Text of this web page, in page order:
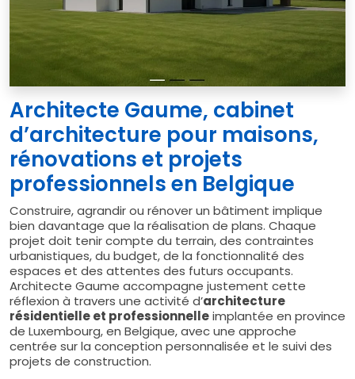
Architecte Gaume, cabinet
d’architecture pour maisons,
rénovations et projets
professionnels en Belgique
Construire, agrandir ou rénover un bâtiment implique
bien davantage que la réalisation de plans. Chaque
projet doit tenir compte du terrain, des contraintes
urbanistiques, du budget, de la fonctionnalité des
espaces et des attentes des futurs occupants.
Architecte Gaume accompagne justement cette
réflexion à travers une activité d’architecture
résidentielle et professionnelleimplantée en province
de Luxembourg, en Belgique, avec une approche
centrée sur la conception personnalisée et le suivi des
projets de construction.